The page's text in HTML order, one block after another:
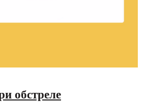
обстреле